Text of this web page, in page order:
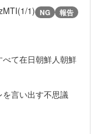
1) NG 報告
て在日朝鮮人朝鮮
言い出す不思議